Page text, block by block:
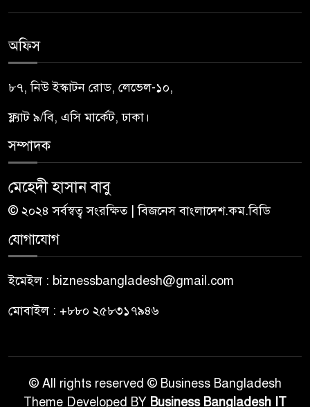
অফিস
৮৭, নিউ ইস্কাটন রোড, লেভেল-১০,
ফ্ল্যাট ৯/বি, এসি মার্কেট, ঢাকা।
সম্পাদক
মেহেদী হাসান বাবু
© ২০২৪ সর্বস্বত্ব সংরক্ষিত | বিজনেস বাংলাদেশ.কম.বিডি
যোগাযোগ
ইমেইল : biznessbangladesh@gmail.com
মোবাইল : +৮৮০ ২৫৮৩১৭৯৪৬
© All rights reserved © Business Bangladesh
Theme Developed BY Business Bangladesh IT